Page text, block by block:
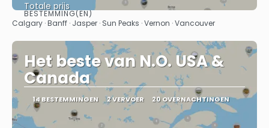
Totale prijs
Bekijk
BESTEMMING(EN)
Calgary · Banff · Jasper · Sun Peaks · Vernon · Vancouver
Het beste van N.O. USA &
Canada
14 BESTEMMINGEN 2 VERVOER 20 OVERNACHTINGEN